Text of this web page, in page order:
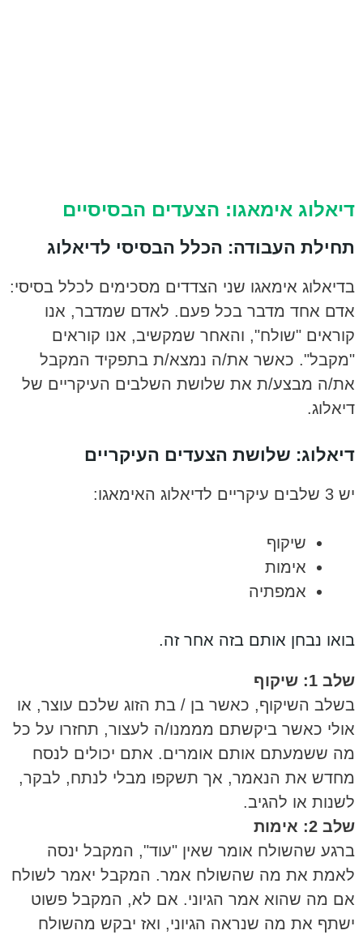
דיאלוג אימאגו: הצעדים הבסיסיים
תחילת העבודה: הכלל הבסיסי לדיאלוג
בדיאלוג אימאגו שני הצדדים מסכימים לכלל בסיסי:
אדם אחד מדבר בכל פעם. לאדם שמדבר, אנו
קוראים "שולח", והאחר שמקשיב, אנו קוראים
"מקבל". כאשר את/ה נמצא/ת בתפקיד המקבל
את/ה מבצע/ת את שלושת השלבים העיקריים של
דיאלוג.
דיאלוג: שלושת הצעדים העיקריים
יש 3 שלבים עיקריים לדיאלוג האימאגו:
שיקוף
אימות
אמפתיה
בואו נבחן אותם בזה אחר זה.
שלב 1: שיקוף
בשלב השיקוף, כאשר בן / בת הזוג שלכם עוצר, או
אולי כאשר ביקשתם מממנו/ה לעצור, תחזרו על כל
מה ששמעתם אותם אומרים. אתם יכולים לנסח
מחדש את הנאמר, אך תשקפו מבלי לנתח, לבקר,
לשנות או להגיב.
שלב 2: אימות
ברגע שהשולח אומר שאין "עוד", המקבל ינסה
לאמת את מה שהשולח אמר. המקבל יאמר לשולח
אם מה שהוא אמר הגיוני. אם לא, המקבל פשוט
ישתף את מה שנראה הגיוני, ואז יבקש מהשולח